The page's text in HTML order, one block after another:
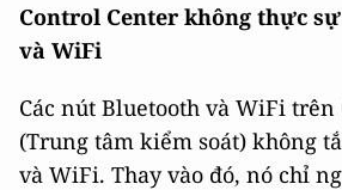
Control Center không thực
và WiFi
Các nút Bluetooth và WiFi
(Trung tâm kiểm soát) không
và WiFi. Thay vào đó, nó chỉ